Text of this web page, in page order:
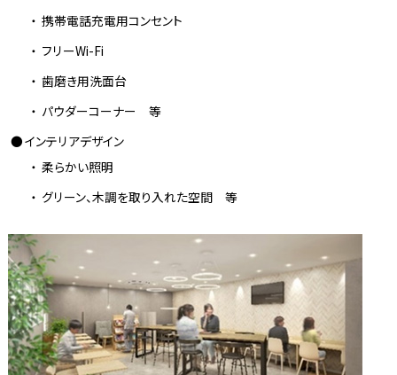
携帯電話充電用コンセント
フリーWi-Fi
歯磨き用洗面台
パウダーコーナー 等
インテリアデザイン
柔らかい照明
グリーン、木調を取り入れた空間 等